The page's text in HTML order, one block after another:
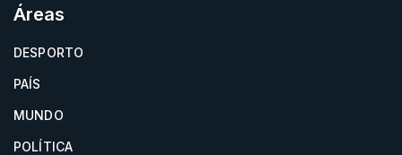
Áreas
DESPORTO
PAÍS
MUNDO
POLÍTICA